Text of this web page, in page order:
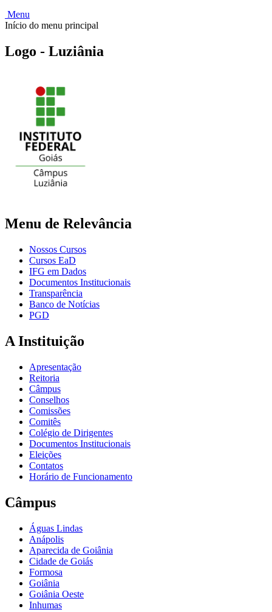
Menu
Início do menu principal
Logo - Luziânia
Menu de Relevância
Nossos Cursos
Cursos EaD
IFG em Dados
Documentos Institucionais
Transparência
Banco de Notícias
PGD
A Instituição
Apresentação
Reitoria
Câmpus
Conselhos
Comissões
Comitês
Colégio de Dirigentes
Documentos Institucionais
Eleições
Contatos
Horário de Funcionamento
Câmpus
Águas Lindas
Anápolis
Aparecida de Goiânia
Cidade de Goiás
Formosa
Goiânia
Goiânia Oeste
Inhumas